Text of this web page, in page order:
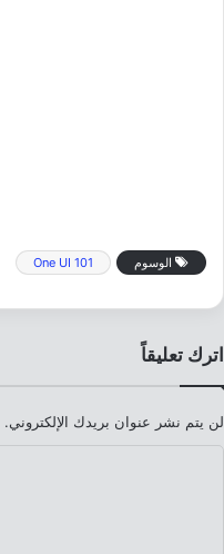
الوسوم One UI 101
اترك تعليقاً
لن يتم نشر عنوان بريدك الإلكتروني.